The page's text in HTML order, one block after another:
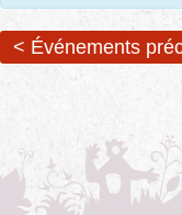
< Événements